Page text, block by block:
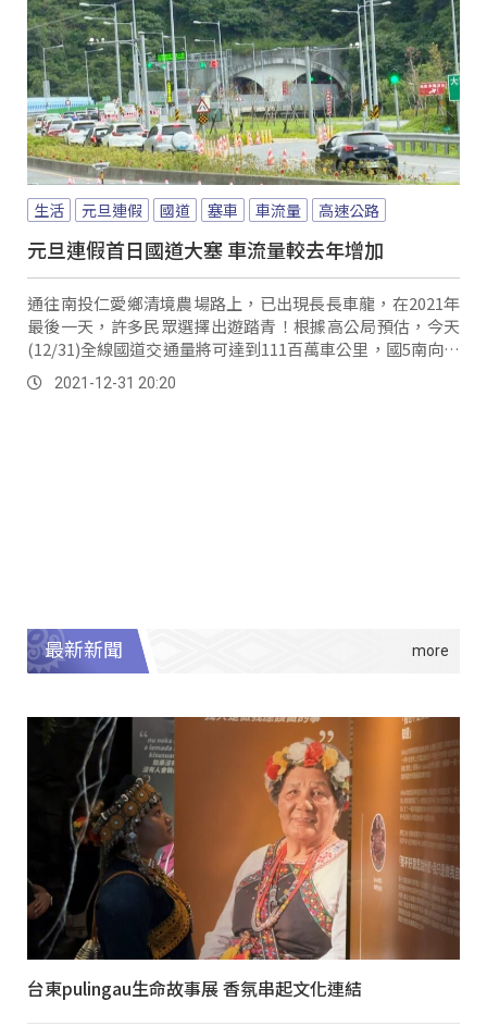
生活 元旦連假 國道 塞車 車流量 高速公路
元旦連假首日國道大塞 車流量較去年增加
通往南投仁愛鄉清境農場路上，已出現長長車龍，在2021年
最後一天，許多民眾選擇出遊踏青！根據高公局預估，今天
(12/31)全線國道交通量將可達到111百萬車公里，國5南向雪
隧通過量，截至下午3點，達到...。
2021-12-31 20:20
最新新聞
台東pulingau生命故事展 香氛串起文化連結